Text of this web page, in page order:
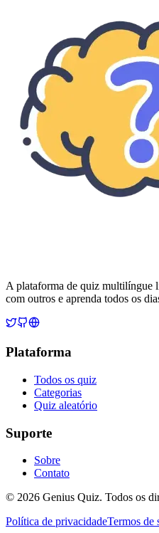
A plataforma de quiz multilíngue
com outros e aprenda todos os
Plataforma
Todos os quiz
Categorias
Quiz aleatório
Suporte
Sobre
Contato
© 2026 Genius Quiz. Todos os
Política de privacidadeTermos de